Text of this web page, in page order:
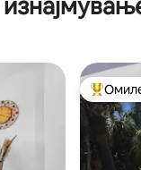
Меѓу